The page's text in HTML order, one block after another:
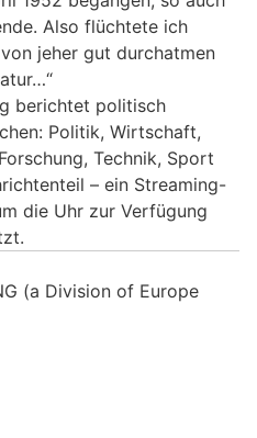
Also flüchtete ich
jeher gut durchatmen
berichtet politisch
Politik, Wirtschaft,
Technik, Sport
– ein Streaming-
die Uhr zur Verfügung
(a Division of Europe